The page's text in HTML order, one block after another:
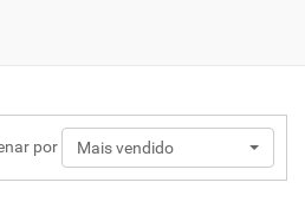
por Mais vendido